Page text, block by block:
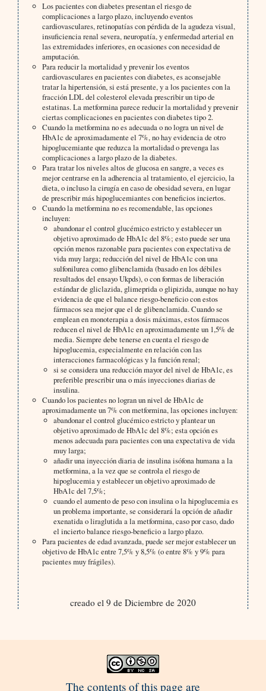
Los pacientes con diabetes presentan el riesgo de
complicaciones a largo plazo, incluyendo eventos
cardiovasculares, retinopatías con pérdida de la agudeza visual,
insuficiencia renal severa, neuropatía, y enfermedad arterial en
las extremidades inferiores, en ocasiones con necesidad de
amputación.
Para reducir la mortalidad y prevenir los eventos
cardiovasculares en pacientes con diabetes, es aconsejable
tratar la hipertensión, si está presente, y a los pacientes con la
fracción LDL del colesterol elevada prescribir un tipo de
estatinas. La metformina parece reducir la mortalidad y prevenir
ciertas complicaciones en pacientes con diabetes tipo 2.
Cuando la metformina no es adecuada o no logra un nivel de
HbA1c de aproximadamente el 7%, no hay evidencia de otro
hipoglucemiante que reduzca la mortalidad o prevenga las
complicaciones a largo plazo de la diabetes.
Para tratar los niveles altos de glucosa en sangre, a veces es
mejor centrarse en la adherencia al tratamiento, el ejercicio, la
dieta, o incluso la cirugía en caso de obesidad severa, en lugar
de prescribir más hipoglucemiantes con beneficios inciertos.
Cuando la metformina no es recomendable, las opciones
incluyen:
abandonar el control glucémico estricto y establecer un
objetivo aproximado de HbA1c del 8%; esto puede ser una
opción menos razonable para pacientes con expectativa de
vida muy larga; reducción del nivel de HbA1c con una
sulfonilurea como glibenclamida (basado en los débiles
resultados del ensayo Ukpds), o con formas de liberación
estándar de gliclazida, glimeprida o glipizida, aunque no hay
evidencia de que el balance riesgo-beneficio con estos
fármacos sea mejor que el de glibenclamida. Cuando se
emplean en monoterapia a dosis máximas, estos fármacos
reducen el nivel de HbA1c en aproximadamente un 1,5% de
media. Siempre debe tenerse en cuenta el riesgo de
hipoglucemia, especialmente en relación con las
interacciones farmacológicas y la función renal;
si se considera una reducción mayor del nivel de HbA1c, es
preferible prescribir una o más inyecciones diarias de
insulina.
Cuando los pacientes no logran un nivel de HbA1c de
aproximadamente un 7% con metformina, las opciones incluyen:
abandonar el control glucémico estricto y plantear un
objetivo aproximado de HbA1c del 8%; esta opción es
menos adecuada para pacientes con una expectativa de vida
muy larga;
añadir una inyección diaria de insulina isófona humana a la
metformina, a la vez que se controla el riesgo de
hipoglucemia y establecer un objetivo aproximado de
HbA1c del 7,5%;
cuando el aumento de peso con insulina o la hipoglucemia es
un problema importante, se considerará la opción de añadir
exenatida o liraglutida a la metformina, caso por caso, dado
el incierto balance riesgo-beneficio a largo plazo.
Para pacientes de edad avanzada, puede ser mejor establecer un
objetivo de HbA1c entre 7,5% y 8,5% (o entre 8% y 9% para
pacientes muy frágiles).
creado el 9 de Diciembre de 2020
The contents of this page are